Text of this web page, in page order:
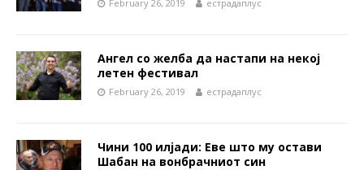
February 26, 2019 естрадаплус
Ангел со желба да настапи на некој
летен фестивал
February 26, 2019 естрадаплус
Чини 100 илјади: Еве што му остави
Шабан на вонбрачниот син